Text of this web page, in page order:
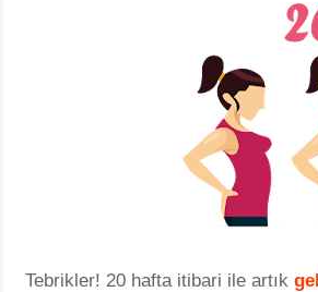
Tebrikler! 20 hafta itibari ile artık